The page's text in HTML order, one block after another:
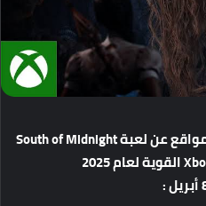
عنلعبة
القويةلعام
أبريل: